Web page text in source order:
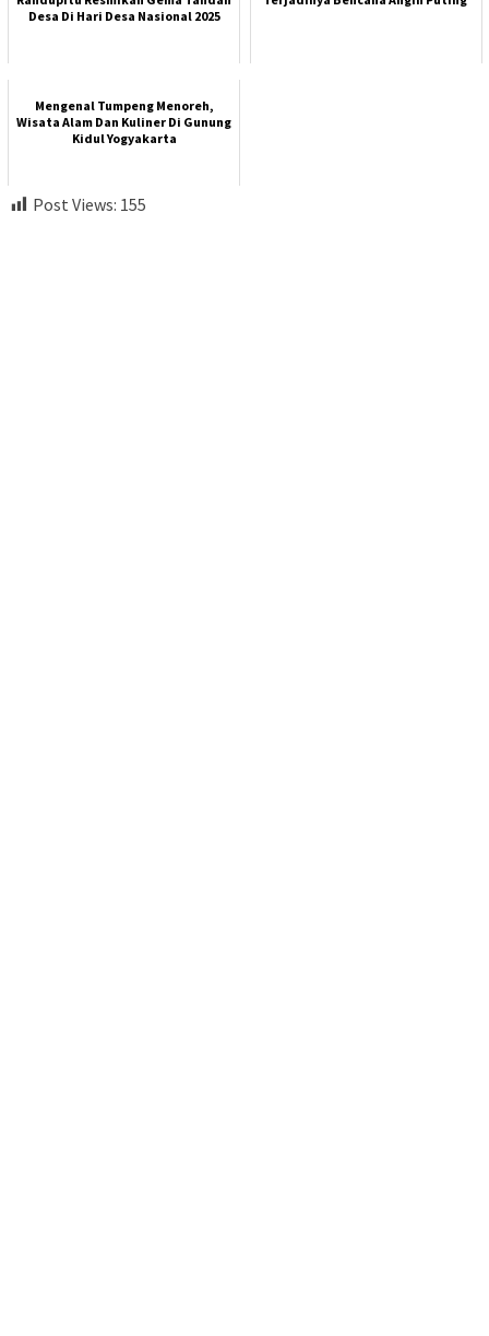
Desa Di Hari Desa Nasional 2025
Mengenal Tumpeng Menoreh,
Wisata Alam Dan Kuliner Di Gunung
Kidul Yogyakarta
Post Views: 155